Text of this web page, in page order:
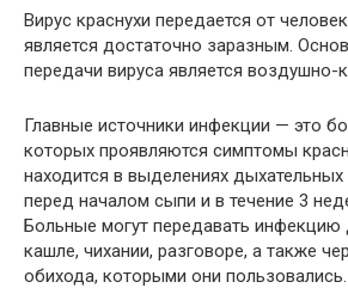
Вирус краснухи передается от
является достаточно заразным.
передачи вируса является воздушно-
Главные источники инфекции — это
которых проявляются симптомы
находится в выделениях дыхательных
перед началом сыпи и в течение 3
Больные могут передавать
кашле, чихании, разговоре, а также
обихода, которыми они пользовались.